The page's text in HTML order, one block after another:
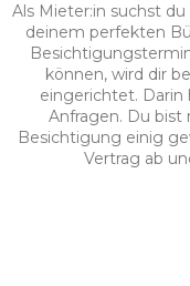
Als Mieter:in suchst
deinem perfekten
können, wird dir
eingerichtet. Darin
Anfragen. Du bist
Besichtigung einig
Vertrag ab